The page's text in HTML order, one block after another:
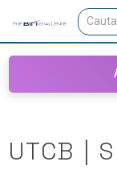
UTCB |